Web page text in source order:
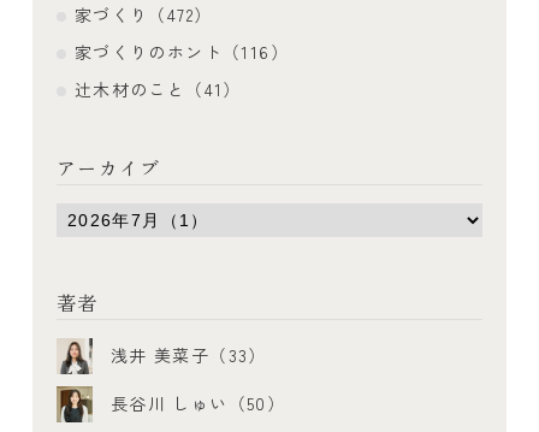
家づくり（472）
家づくりのホント（116）
辻木材のこと（41）
アーカイブ
著者
浅井 美菜子（33）
長谷川 しゅい（50）